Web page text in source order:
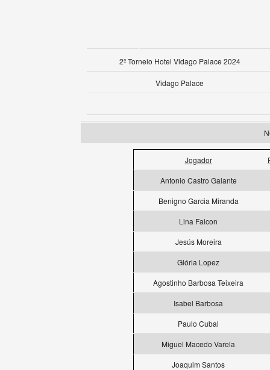
2º Torneio Hotel Vidago Palace 2024
Vidago Palace
Jogador
Antonio Castro Galante
Benigno Garcia Miranda
Lina Falcon
Jesús Moreira
Glória Lopez
Agostinho Barbosa Teixeira
Isabel Barbosa
Paulo Cubal
Miguel Macedo Varela
Joaquim Santos